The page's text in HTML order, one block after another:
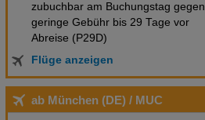
zubuchbar am Buchungstag gegen
geringe Gebühr bis 29 Tage vor
Abreise (P29D)
Flüge anzeigen
ab München (DE) / MUC